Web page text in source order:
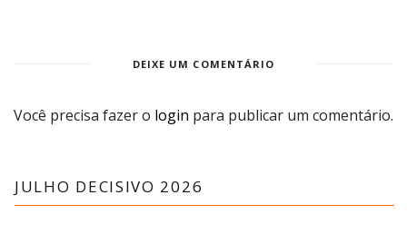
DEIXE UM COMENTÁRIO
Você precisa fazer o login para publicar um comentário.
JULHO DECISIVO 2026